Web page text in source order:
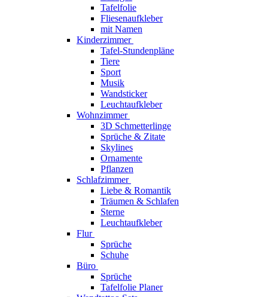
Tafelfolie
Fliesenaufkleber
mit Namen
Kinderzimmer
Tafel-Stundenpläne
Tiere
Sport
Musik
Wandsticker
Leuchtaufkleber
Wohnzimmer
3D Schmetterlinge
Sprüche & Zitate
Skylines
Ornamente
Pflanzen
Schlafzimmer
Liebe & Romantik
Träumen & Schlafen
Sterne
Leuchtaufkleber
Flur
Sprüche
Schuhe
Büro
Sprüche
Tafelfolie Planer